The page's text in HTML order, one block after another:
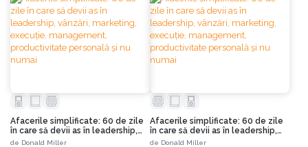
Afacerile simplificate: 60 de zile
în care să devii as în leadership,
vânzări, marketing, execuție,
de Donald Miller
Afacerile simplificate: 60 de zile
în care să devii as în leadership,
vânzări, marketing, execuție,
de Donald Miller